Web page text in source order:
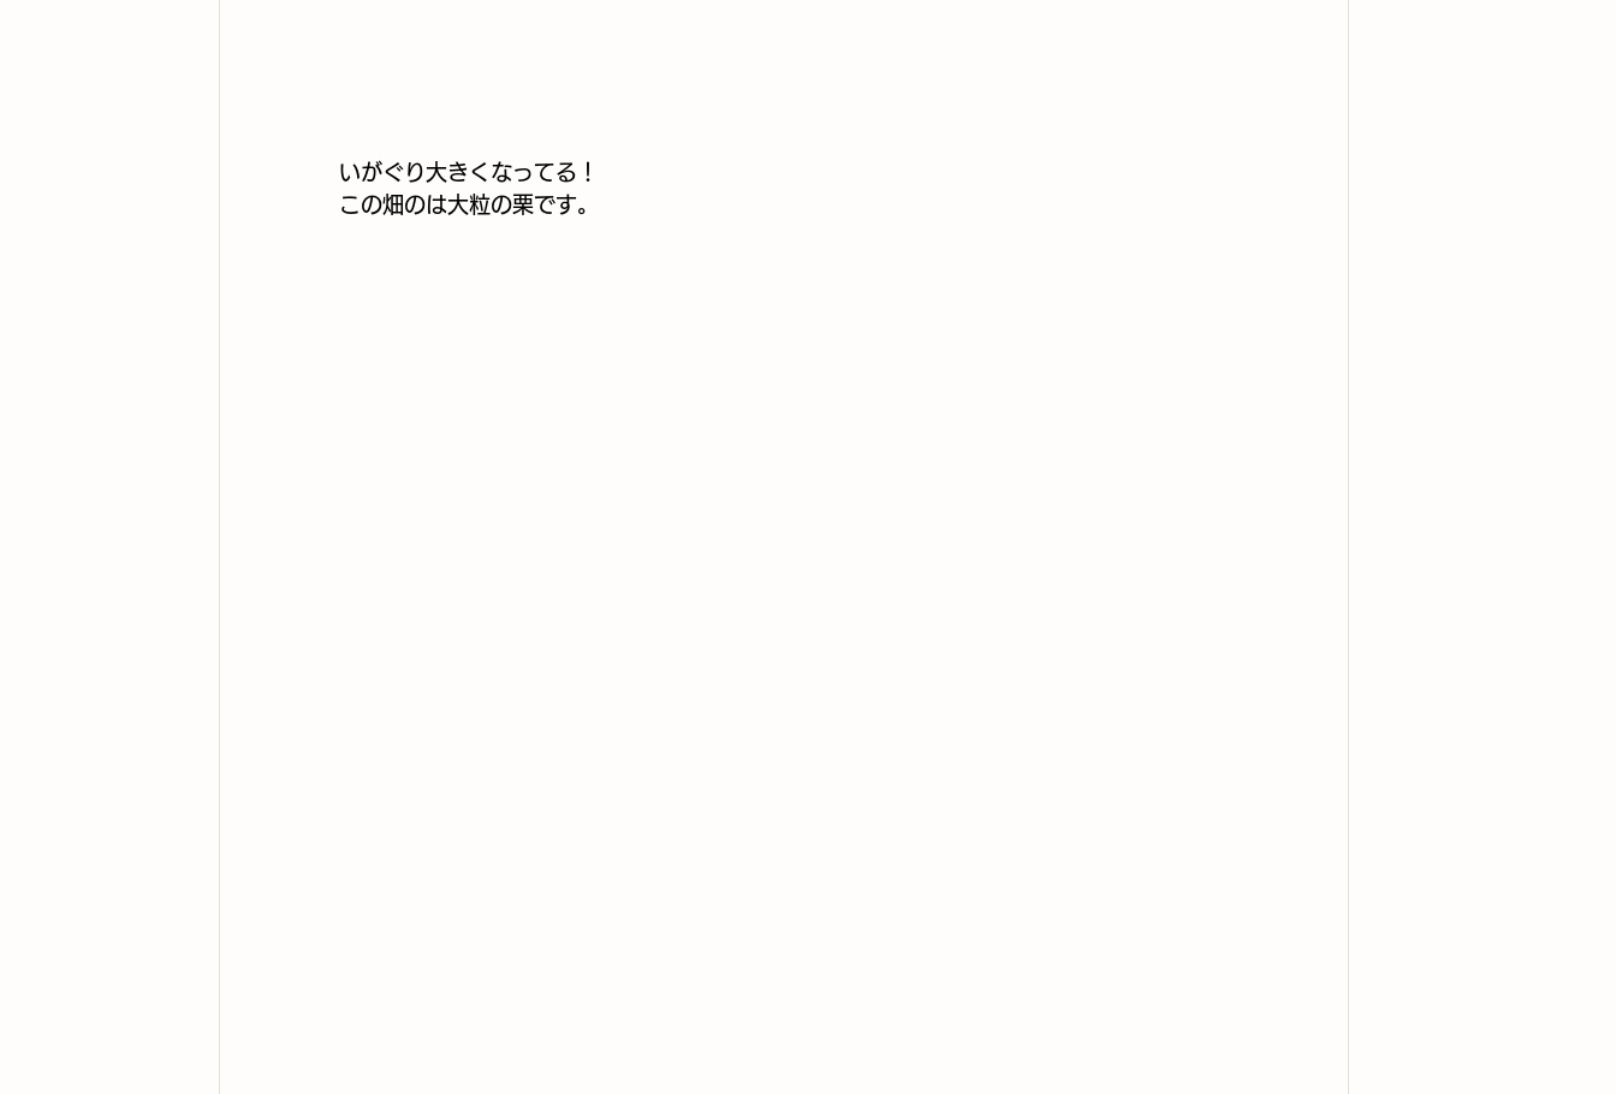
いがぐり大きくなってる！
この畑のは大粒の栗です。